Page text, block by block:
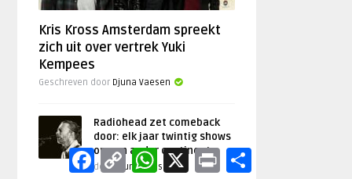
Kris Kross Amsterdam spreekt
zich uit over vertrek Yuki
Kempees
Geschreven door Djuna Vaesen
Radiohead zet comeback
door: elk jaar twintig shows
op een ander continent
door Djuna Vaesen
Facebook
Copy
Link
WhatsApp
X Print